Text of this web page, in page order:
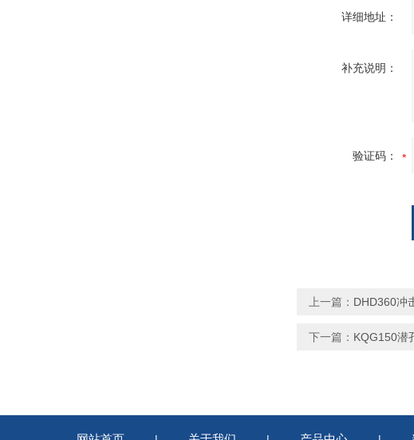
详细地址：
补充说明：
验证码：
上一篇： DHD360冲
下一篇： KQG150潜